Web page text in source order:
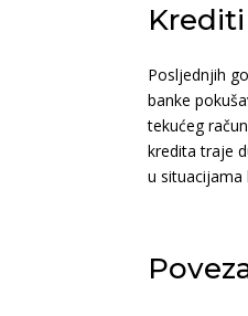
Posljednjih
banke
tekućeg
kredita traje
u situacijama